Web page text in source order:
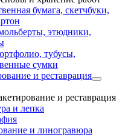
бумага, скетчбуки,
этюдники,
тубусы,
сумки
и реставрация
и реставрация
и лепка
и линогравюра